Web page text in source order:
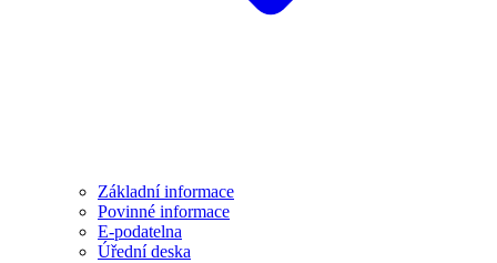
Základní informace
Povinné informace
E-podatelna
Úřední deska